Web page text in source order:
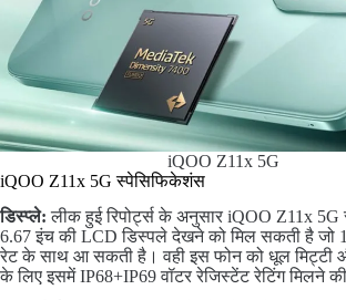
iQOO Z11x 5G
iQOO Z11x 5G स्पेसिफिकेशंस
डिस्प्ले: लीक हुई रिपोर्ट्स के अनुसार iQOO Z11x 5G
6.67 इंच की LCD डिस्पले देखने को मिल सकती है जो
रेट के साथ आ सकती है। वही इस फोन को धूल मिट्टी
के लिए इसमें IP68+IP69 वॉटर रेजिस्टेंट रेटिंग मिलने की